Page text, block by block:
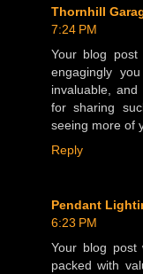
Thornhill
7:24 PM
Your blog
engagingly
invaluable,
for sharing
seeing more of
Reply
Pendant
6:23 PM
Your blog post
packed with